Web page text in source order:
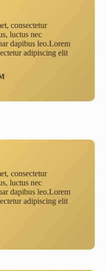
consectetur
luctus nec
dapibus leo.Lorem
adipiscing elit
consectetur
luctus nec
dapibus leo.Lorem
adipiscing elit